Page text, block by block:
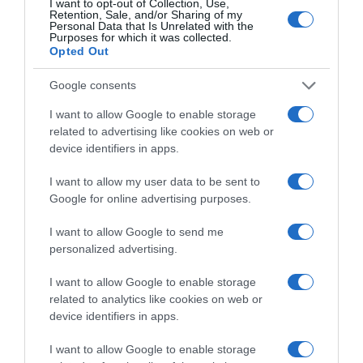
I want to opt-out of Collection, Use,
Retention, Sale, and/or Sharing of my
Personal Data that Is Unrelated with the
Purposes for which it was collected.
Opted Out
Google consents
I want to allow Google to enable storage
related to advertising like cookies on web or
device identifiers in apps.
I want to allow my user data to be sent to
Google for online advertising purposes.
I want to allow Google to send me
personalized advertising.
I want to allow Google to enable storage
related to analytics like cookies on web or
device identifiers in apps.
I want to allow Google to enable storage
Speciális konzultációk:Ezeket gyakran önálló
szolgáltatásként vagy nagyobb csomagok
kiegészítéseként kínálják. Tartalmazhatnak
mélyreható színelemzést az ügyfél legelőnyösebb
tanácsadást Zoom-on keresztül konkrét problémák
megoldására, vagy stílus tanácsadást egy adott
különleges eseményre, például esküvőre vagy
fotózásra.
Ezeket az alapszolgáltatásokat többszintű csomagokba
foglalhatjuk, hogy egyértelmű utat mutassunk az
ügyfeleknek. A jól felépített szolgáltatási menü
prémium árakat azáltal, hogy bemutatja az egyes
szinteken nyújtott hatalmas értéket és átfogó
Az oktatás megtérülése: a professzionális
stylistképzés szerepe
ötvöződik, a formális oktatás nem felesleges kiadás,